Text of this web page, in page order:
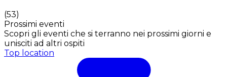
(53)
Prossimi eventi
Scopri gli eventi che si terranno nei prossimi giorni e
unisciti ad altri ospiti
Top location